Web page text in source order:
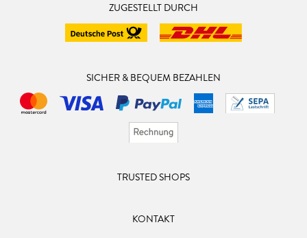
ZUGESTELLT DURCH
SICHER & BEQUEM BEZAHLEN
TRUSTED SHOPS
KONTAKT